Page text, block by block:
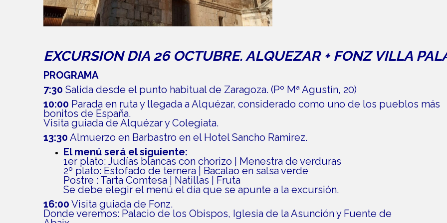
EXCURSION DIA 26 OCTUBRE. ALQUEZAR + FONZ VILLA
PROGRAMA
7:30 Salida desde el punto habitual de Zaragoza. (Pº Mª Agustín, 20)
10:00 Parada en ruta y llegada a Alquézar, considerado como uno de los pueblos más
bonitos de España.
Visita guiada de Alquézar y Colegiata.
13:30 Almuerzo en Barbastro en el Hotel Sancho Ramirez.
El menú será el siguiente:
1er plato:Judías blancas con chorizo | Menestra de verduras
2º plato: Estofado de ternera | Bacalao en salsa verde
Postre : Tarta Comtesa | Natillas | Fruta
Se debe elegir el menú el día que se apunte a la excursión.
16:00 Visita guiada de Fonz.
Donde veremos: Palacio de los Obispos, Iglesia de la Asunción y Fuente de